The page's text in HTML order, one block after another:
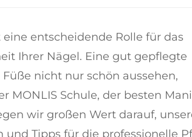
entscheidende Rolle für das
Ihrer Nägel. Eine gut gepflegte
nicht nur schön aussehen,
MONLIS Schule, der besten
wir großen Wert darauf,
Tipps für die professionelle